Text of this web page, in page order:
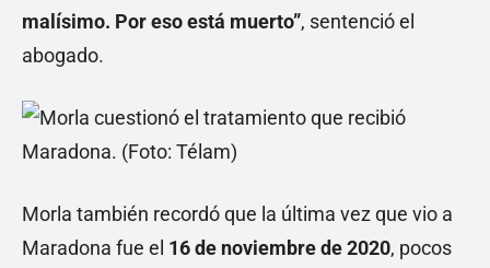
malísimo. Por eso está muerto”, sentenció el
abogado.
Morla también recordó que la última vez que vio a
Maradona fue el 16 de noviembre de 2020, pocos